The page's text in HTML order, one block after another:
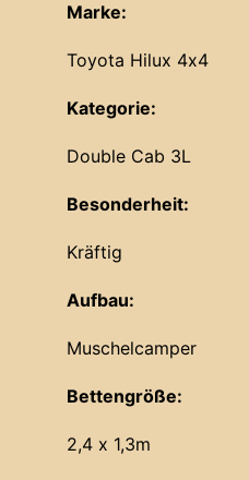
Marke:
Toyota Hilux 4x4
Kategorie:
Double Cab 3L
Besonderheit:
Kräftig
Aufbau:
Muschelcamper
Bettengröße:
2,4 x 1,3m